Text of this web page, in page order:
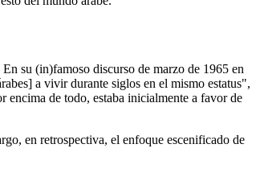
su (in)famoso discurso de marzo de 1965 en
a vivir durante siglos en el mismo estatus",
encima de todo, estaba inicialmente a favor de
en retrospectiva, el enfoque escenificado de